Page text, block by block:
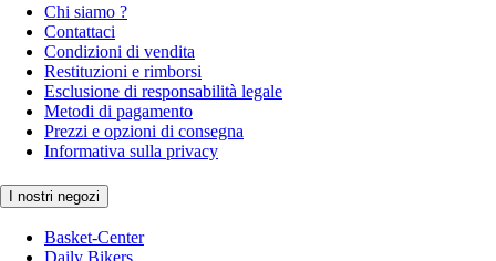
Chi siamo ?
Contattaci
Condizioni di vendita
Restituzioni e rimborsi
Esclusione di responsabilità legale
Metodi di pagamento
Prezzi e opzioni di consegna
Informativa sulla privacy
I nostri negozi
Basket-Center